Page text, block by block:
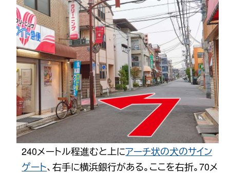
240メートル程進むと上にアーチ状の犬のサイン
ゲート、右手に横浜銀行がある。ここを右折。70メ